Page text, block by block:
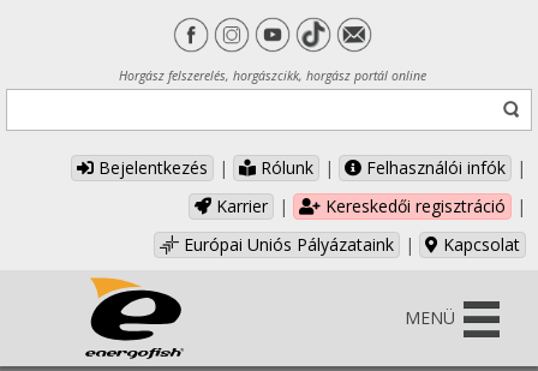
Horgász felszerelés, horgászcikk, horgász portál online
Bejelentkezés | Rólunk | Felhasználói infók
|
Karrier
| Kereskedői regisztráció
|
Európai Uniós Pályázataink
| Kapcsolat
MENÜ